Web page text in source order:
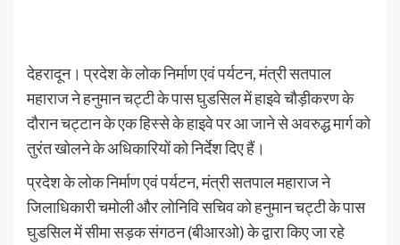
देहरादून। प्रदेश के लोक निर्माण एवं पर्यटन, मंत्री सतपाल
महाराज ने हनुमान चट्टी के पास घुडसिल में हाइवे चौड़ीकरण के
दौरान चट्टान के एक हिस्से के हाइवे पर आ जाने से अवरुद्ध मार्ग को
तुरंत खोलने के अधिकारियों को निर्देश दिए हैं।
प्रदेश के लोक निर्माण एवं पर्यटन, मंत्री सतपाल महाराज ने
जिलाधिकारी चमोली और लोनिवि सचिव को हनुमान चट्टी के पास
घुडसिल में सीमा सड़क संगठन (बीआरओ) के द्वारा किए जा रहे